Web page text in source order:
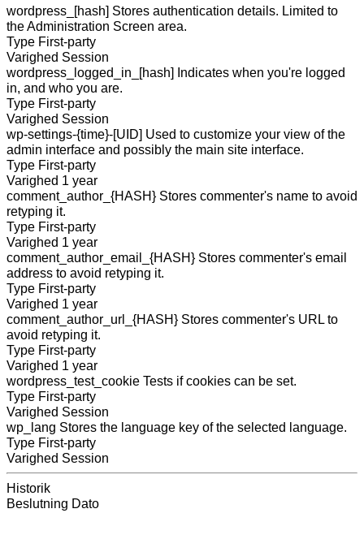
wordpress_[hash] Stores authentication details. Limited to
the Administration Screen area.
Type First-party
Varighed Session
wordpress_logged_in_[hash]
Indicates when you're logged
in, and who you are.
Type First-party
Varighed Session
wp-settings-{time}-[UID] Used to customize your view of the
admin interface and possibly the main site interface.
Type First-party
Varighed 1 year
comment_author_{HASH} Stores commenter's name to avoid
retyping it.
Type First-party
Varighed 1 year
comment_author_email_{HASH} Stores commenter's email
address to avoid retyping it.
Type First-party
Varighed 1 year
comment_author_url_{HASH} Stores commenter's URL to
avoid retyping it.
Type First-party
Varighed 1 year
wordpress_test_cookie Tests if cookies can be set.
Type First-party
Varighed Session
wp_lang Stores the language key of the selected language.
Type First-party
Varighed Session
Historik
Beslutning Dato